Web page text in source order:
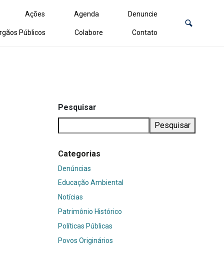
Ações Agenda Denuncie
Públicos Colabore Contato
Pesquisar
Pesquisar
Categorias
Denúncias
Educação Ambiental
Notícias
Patrimônio Histórico
Políticas Públicas
Povos Originários